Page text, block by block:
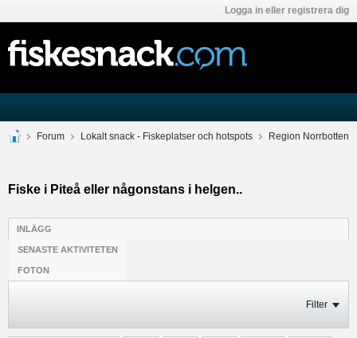
Logga in eller registrera dig
Forum Lokalt snack - Fiskeplatser och hotspots Region Norrbotten
Fiske i Piteå eller någonstans i helgen..
INLÄGG
SENASTE AKTIVITETEN
FOTON
Filter